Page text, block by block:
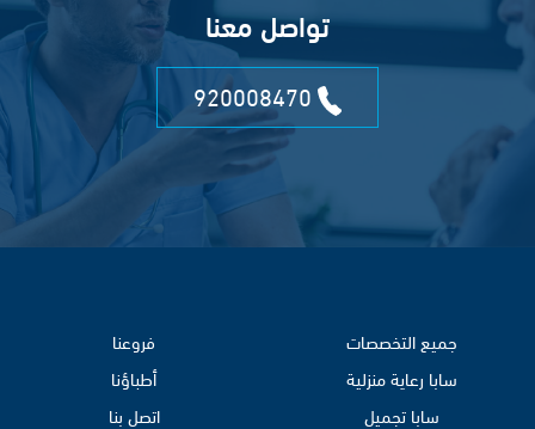
تواصل معنا
جميع التخصصات
سابا رعاية منزلية
سابا تجميل
فروعنا
أطباؤنا
اتصل بنا